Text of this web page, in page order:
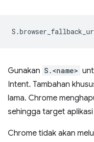
Gunakan S.<name>
Intent. Tambahan
lama. Chrome
sehingga target
Chrome tidak akan